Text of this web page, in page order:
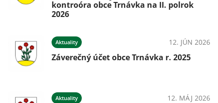
kontroóra obce Trnávka na II. polrok
2026
Aktuality 12. JÚN 2026
Záverečný účet obce Trnávka r. 2025
Aktuality 12. MÁJ 2026